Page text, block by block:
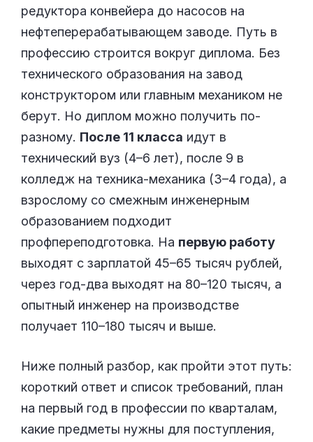
редуктора конвейера до насосов на
нефтеперерабатывающем заводе. Путь в
профессию строится вокруг диплома. Без
технического образования на завод
конструктором или главным механиком не
берут. Но диплом можно получить по-
разному. После 11 класса идут в
технический вуз (4–6 лет), после 9 в
колледж на техника-механика (3–4 года), а
взрослому со смежным инженерным
образованием подходит
профпереподготовка. На первую работу
выходят с зарплатой 45–65 тысяч рублей,
через год-два выходят на 80–120 тысяч, а
опытный инженер на производстве
получает 110–180 тысяч и выше.
Ниже полный разбор, как пройти этот путь:
короткий ответ и список требований, план
на первый год в профессии по кварталам,
какие предметы нужны для поступления,